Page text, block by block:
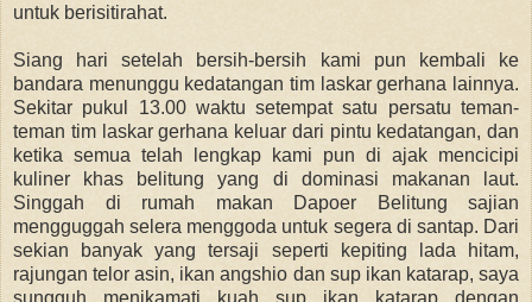
untuk berisitirahat.
Siang hari setelah bersih-bersih kami pun kembali ke
bandara menunggu kedatangan tim laskar gerhana lainnya.
Sekitar pukul 13.00 waktu setempat satu persatu teman-
teman tim laskar gerhana keluar dari pintu kedatangan, dan
ketika semua telah lengkap kami pun di ajak mencicipi
kuliner khas belitung yang di dominasi makanan laut.
Singgah di rumah makan Dapoer Belitung sajian
mengguggah selera menggoda untuk segera di santap. Dari
sekian banyak yang tersaji seperti kepiting lada hitam,
rajungan telor asin, ikan angshio dan sup ikan katarap, saya
sungguh menikamati kuah sup ikan katarap dengan